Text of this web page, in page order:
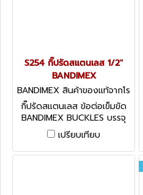
S254 กิ๊ปรัดสแตนเลส 1/2"
BANDIMEX
BANDIMEX สินค้าของแท้จากโร
งงานผู้ผลิต S254
กิ๊ปรัดสแตนเลส ข้อต่อเข็มขัด
BANDIMEX BUCKLES บรรจุ
100 ตัว / กล่อง มีหลายขนาด
ให้เลือก
เปรียบเทียบ